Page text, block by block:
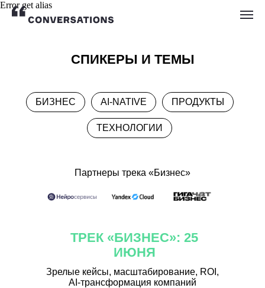
Error get alias
СПИКЕРЫ И ТЕМЫ
БИЗНЕС AI-NATIVE ПРОДУКТЫ
ТЕХНОЛОГИИ
Партнеры трека «Бизнес»
ТРЕК «БИЗНЕС»: 25
ИЮНЯ
Зрелые кейсы, масштабирование, ROI,
AI-трансформация компаний